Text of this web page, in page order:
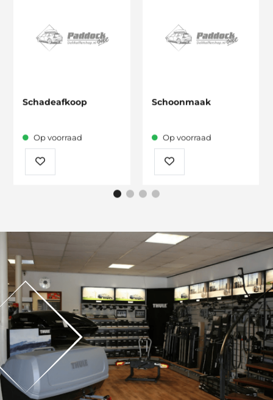
Schadeafkoop
Op voorraad
Schoonmaak
Op voorraad